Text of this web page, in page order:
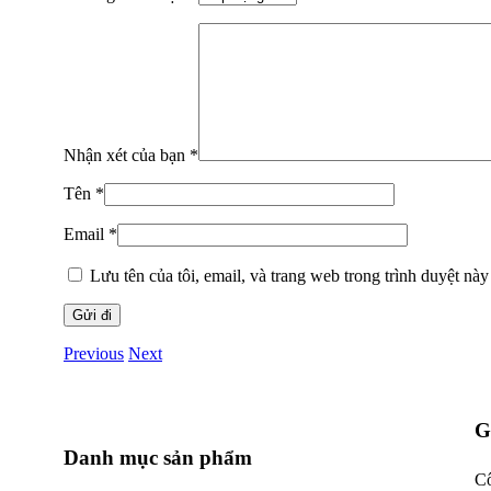
Nhận xét của bạn *
Tên *
Email *
Lưu tên của tôi, email, và trang web trong trình duyệt
Previous Next
Danh mục sản phẩm